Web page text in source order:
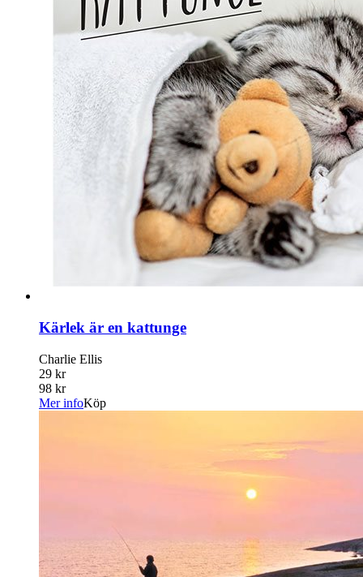
Kärlek är en kattunge
Charlie Ellis
29 kr
98 kr
Mer infoKöp